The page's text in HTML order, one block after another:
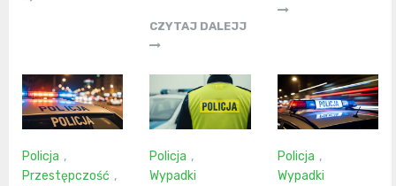
CZYTAJ DALEJJ
Policja ,
Przestępczość ,
Policja ,
Wypadki
Policja ,
Wypadki